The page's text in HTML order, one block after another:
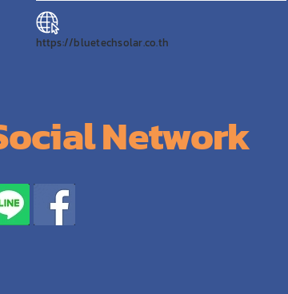
https://bluetechsolar.co.th
Network